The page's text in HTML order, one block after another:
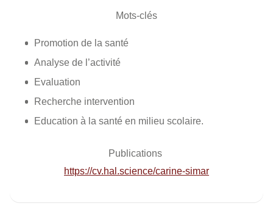
Mots-clés
Promotion de la santé
Analyse de l’activité
Evaluation
Recherche intervention
Education à la santé en milieu scolaire.
Publications
https://cv.hal.science/carine-simar